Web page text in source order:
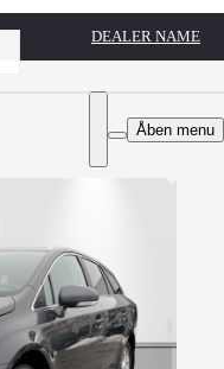
DEALER NAME
Åben menu